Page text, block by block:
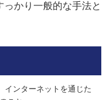
かり一般的な手法と
インターネットを通じた